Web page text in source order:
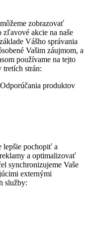
zobrazovať
zľavové akcie na naše
Vášho správania
Vašim záujmom, a
používame na tejto
tretích strán:
produktov
lepšie pochopiť a
a optimalizovať
synchronizujeme Vaše
externými
služby: